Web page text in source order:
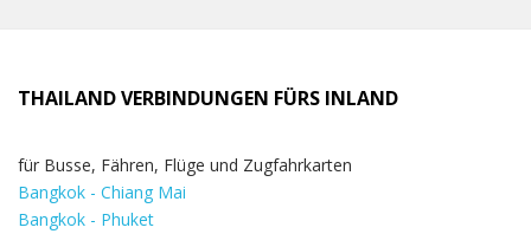
THAILAND VERBINDUNGEN FÜRS INLAND
für Busse, Fähren, Flüge und Zugfahrkarten
Bangkok - Chiang Mai
Bangkok - Phuket